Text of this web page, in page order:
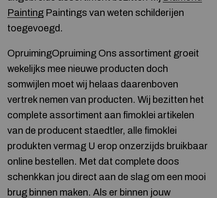
Painting Paintings van weten schilderijen
toegevoegd.
OpruimingOpruiming Ons assortiment groeit
wekelijks mee nieuwe producten doch
somwijlen moet wij helaas daarenboven
vertrek nemen van producten. Wij bezitten het
complete assortiment aan fimoklei artikelen
van de producent staedtler, alle fimoklei
produkten vermag U erop onzerzijds bruikbaar
online bestellen. Met dat complete doos
schenkkan jou direct aan de slag om een mooi
brug binnen maken. Als er binnen jouw